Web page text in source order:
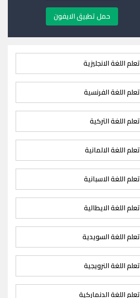
حمل تطبيق الايفون
تعلم اللغة الانجليزية
تعلم اللغة الفرنسية
تعلم اللغة التركية
تعلم اللغة الالمانية
تعلم اللغة الاسبانية
تعلم اللغة الايطالية
تعلم اللغة السويدية
تعلم اللغة النرويجية
تعلم اللغة الدنماركية